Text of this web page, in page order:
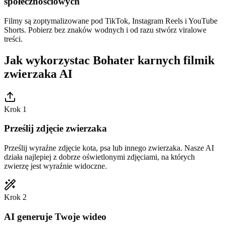
Filmy są zoptymalizowane pod TikTok, Instagram Reels i YouTube
Shorts. Pobierz bez znaków wodnych i od razu stwórz viralowe
treści.
Jak wykorzystac Bohater karnych filmik
zwierzaka AI
Krok 1
Prześlij zdjęcie zwierzaka
Prześlij wyraźne zdjęcie kota, psa lub innego zwierzaka. Nasze AI
działa najlepiej z dobrze oświetlonymi zdjęciami, na których
zwierzę jest wyraźnie widoczne.
Krok 2
AI generuje Twoje wideo